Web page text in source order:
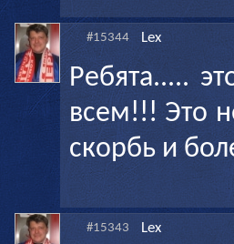
#15344 Lex
Ребята.....
всем!!! Это
скорбь и
#15343 Lex